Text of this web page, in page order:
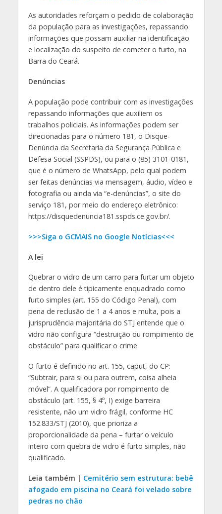
As autoridades reforçam o pedido de colaboração
da população para as investigações, repassando
informações que possam auxiliar na identificação
e localização do suspeito de cometer o furto, na
Barra do Ceará.
Denúncias
A população pode contribuir com as investigações
repassando informações que auxiliem os
trabalhos policiais. As informações podem ser
direcionadas para o número 181, o Disque-
Denúncia da Secretaria da Segurança Pública e
Defesa Social (SSPDS), ou para o (85) 3101-0181,
que é o número de WhatsApp, pelo qual podem
ser feitas denúncias via mensagem, áudio, vídeo e
fotografia ou ainda via “e-denúncias”, o site do
serviço 181, por meio do endereço eletrônico:
https://disquedenuncia181.sspds.ce.gov.br/.
>>>Siga o GCMAIS no Google Notícias<<<
A lei
Quebrar o vidro de um carro para furtar um objeto
de dentro dele é tipicamente enquadrado como
furto simples (art. 155 do Código Penal), com
pena de reclusão de 1 a 4 anos e multa, pois a
jurisprudência majoritária do STJ entende que o
vidro não configura “destruição ou rompimento de
obstáculo” para qualificar o crime.
O furto é definido no art. 155, caput, do CP:
“Subtrair, para si ou para outrem, coisa alheia
móvel”. A qualificadora por rompimento de
obstáculo (art. 155, § 4º, I) exige barreira
resistente, não um vidro frágil, conforme HC
152.833/STJ (2010), que prioriza a
proporcionalidade da pena – furtar o veículo
inteiro com quebra de vidro é furto simples, não
qualificado.
Leia também | Cemitério sem estrutura: bebê
afogado em piscina no Ceará foi velado sobre
pedras no chão